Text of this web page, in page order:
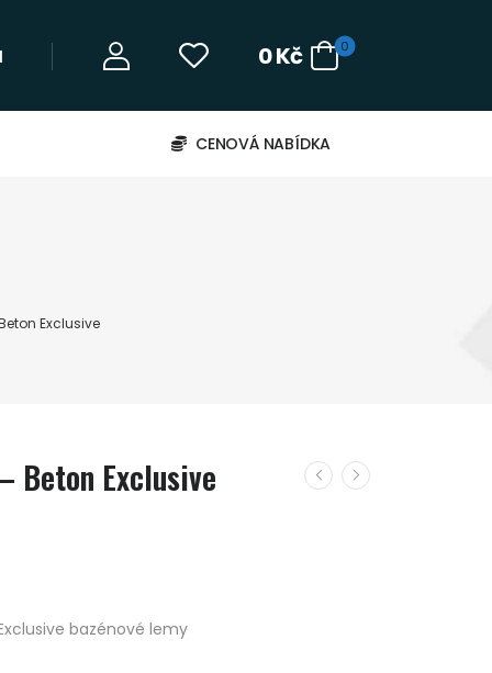
0Kč 0
CENOVÁ NABÍDKA
Exclusive
Beton Exclusive
bazénové lemy